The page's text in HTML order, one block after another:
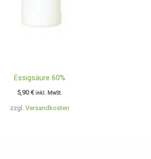
zzgl. Versandkosten
Essigsäure 60%
5,90€ inkl. MwSt.